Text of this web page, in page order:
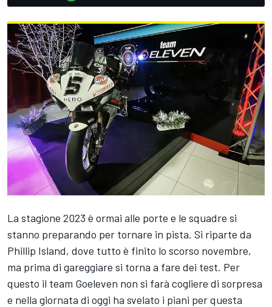
La stagione 2023 è ormai alle porte e le squadre si
stanno preparando per tornare in pista. Si riparte da
Phillip Island, dove tutto è finito lo scorso novembre,
ma prima di gareggiare si torna a fare dei test. Per
questo il team Goeleven non si farà cogliere di sorpresa
e nella giornata di oggi ha svelato i piani per questa